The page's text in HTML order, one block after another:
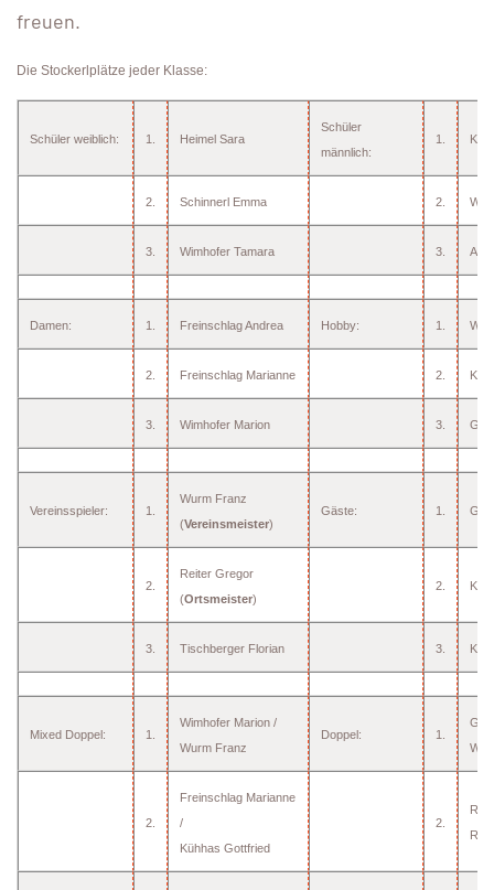
freuen.
Die Stockerlplätze jeder Klasse:
Schüler weiblich: 1. Heimel Sara
Schüler
männlich:
1.
2. Schinnerl Emma 2.
3. Wimhofer Tamara 3.
Damen: 1. Freinschlag Andrea Hobby: 1.
2. Freinschlag Marianne 2.
3. Wimhofer Marion 3.
Vereinsspieler: 1.
Wurm Franz
(Vereinsmeister)
Gäste: 1.
2.
Reiter Gregor
(Ortsmeister)
2.
3. Tischberger Florian 3.
Mixed Doppel: 1.
Wimhofer Marion /
Wurm Franz
Doppel: 1.
2.
Freinschlag Marianne
/
Kühhas Gottfried
2.